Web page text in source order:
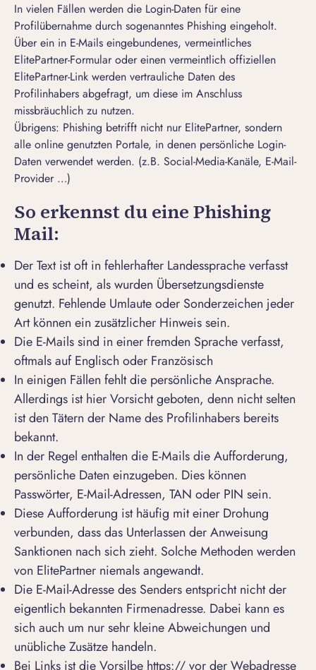
In vielen Fällen werden die Login-Daten für eine
Profilübernahme durch sogenanntes Phishing eingeholt.
Über ein in E-Mails eingebundenes, vermeintliches
ElitePartner-Formular oder einen vermeintlich offiziellen
ElitePartner-Link werden vertrauliche Daten des
Profilinhabers abgefragt, um diese im Anschluss
missbräuchlich zu nutzen.
Übrigens: Phishing betrifft nicht nur ElitePartner, sondern
alle online genutzten Portale, in denen persönliche Login-
Daten verwendet werden. (z.B. Social-Media-Kanäle, E-Mail-
Provider …)
So erkennst du eine Phishing
Mail:
Der Text ist oft in fehlerhafter Landessprache verfasst
und es scheint, als wurden Übersetzungsdienste
genutzt. Fehlende Umlaute oder Sonderzeichen jeder
Art können ein zusätzlicher Hinweis sein.
Die E-Mails sind in einer fremden Sprache verfasst,
oftmals auf Englisch oder Französisch
In einigen Fällen fehlt die persönliche Ansprache.
Allerdings ist hier Vorsicht geboten, denn nicht selten
ist den Tätern der Name des Profilinhabers bereits
bekannt.
In der Regel enthalten die E-Mails die Aufforderung,
persönliche Daten einzugeben. Dies können
Passwörter, E-Mail-Adressen, TAN oder PIN sein.
Diese Aufforderung ist häufig mit einer Drohung
verbunden, dass das Unterlassen der Anweisung
Sanktionen nach sich zieht. Solche Methoden werden
von ElitePartner niemals angewandt.
Die E-Mail-Adresse des Senders entspricht nicht der
eigentlich bekannten Firmenadresse. Dabei kann es
sich auch um nur sehr kleine Abweichungen und
unübliche Zusätze handeln.
Bei Links ist die Vorsilbe https:// vor der Webadresse